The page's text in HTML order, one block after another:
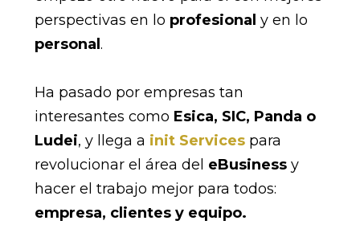
perspectivas en lo profesional y en lo
personal .
Ha pasado por empresas tan
interesantes como Esica, SIC, Panda o
Ludei, y llega a init Servicespara
revolucionar el área del eBusinessy
hacer el trabajo mejor para todos:
empresa, clientes y equipo.